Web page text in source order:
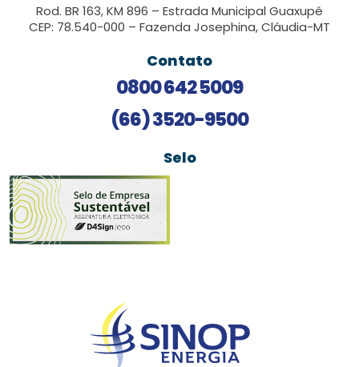
Rod. BR 163, KM 896 – Estrada Municipal Guaxupé
CEP: 78.540-000 – Fazenda Josephina, Cláudia-MT
Contato
0800 642 5009
(66) 3520-9500
Selo